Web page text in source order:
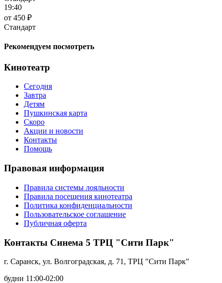
19:40
от 450 ₽
Стандарт
Рекомендуем посмотреть
Кинотеатр
Сегодня
Завтра
Детям
Пушкинская карта
Скоро
Акции и новости
Контакты
Помощь
Правовая информация
Правила системы лояльности
Правила посещения кинотеатра
Политика конфиденциальности
Пользовательское соглашение
Публичная оферта
Контакты Синема 5 ТРЦ "Сити Парк"
г. Саранск, ул. Волгоградская, д. 71, ТРЦ "Сити Парк"
будни 11:00-02:00